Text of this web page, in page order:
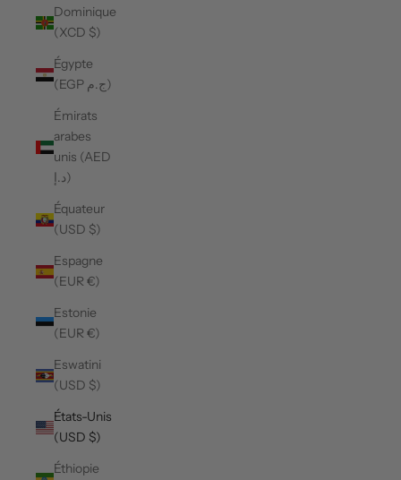
Dominique
(XCD $)
Égypte
(EGP ج.م)
Émirats
arabes
unis (AED
د.إ)
Équateur
(USD $)
Espagne
(EUR €)
Estonie
(EUR €)
Eswatini
(USD $)
États-Unis
(USD $)
Éthiopie